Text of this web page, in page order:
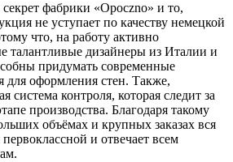
фабрики «Opoczno» и то,
не уступает по качеству немецкой
что, на работу активно
талантливые дизайнеры из Италии и
придумать современные
для оформления стен. Также,
система контроля, которая следит за
производства. Благодаря такому
объёмах и крупных заказах вся
и отвечает всем